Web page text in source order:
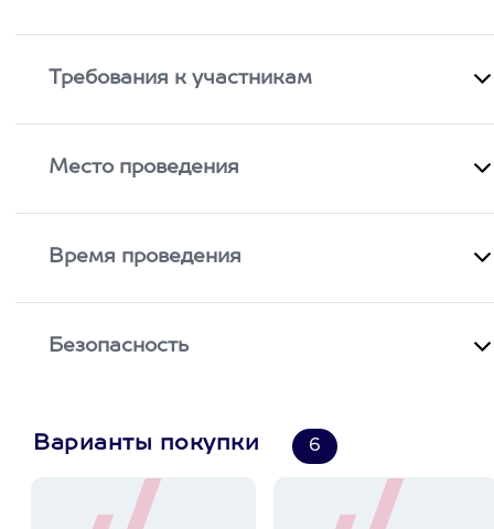
Требования к участникам
Место проведения
Время проведения
Безопасность
Варианты покупки 6